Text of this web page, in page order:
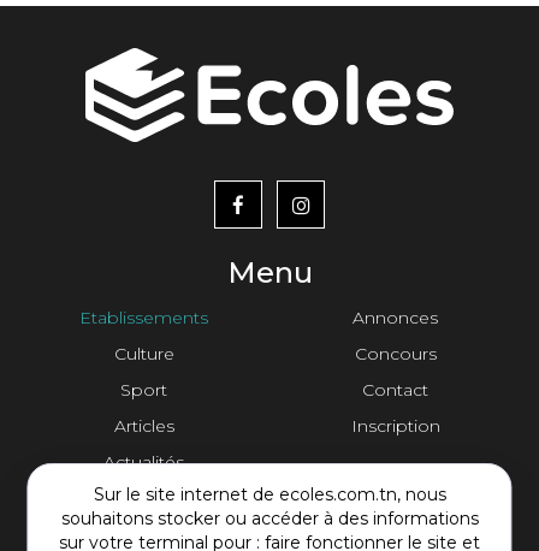
Sur le site internet de ecoles.com.tn, nous
souhaitons stocker ou accéder à des informations
sur votre terminal pour : faire fonctionner le site et
Menu
Etablissements
Culture
Sport
Articles
Actualités
menu
footer2
Annonces
Concours
Contact
Inscription
Contact Plateforme